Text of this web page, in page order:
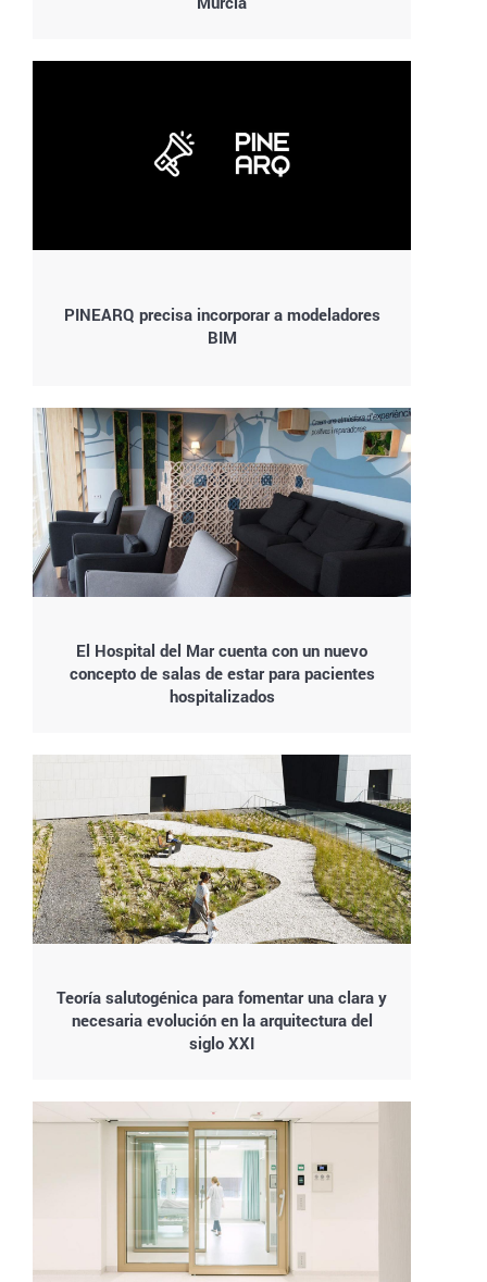
PINEARQ precisa incorporar a modeladores
BIM
El Hospital del Mar cuenta con un nuevo
concepto de salas de estar para pacientes
hospitalizados
Teoría salutogénica para fomentar una clara y
necesaria evolución en la arquitectura del
siglo XXI